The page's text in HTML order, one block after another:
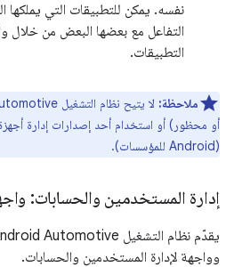
نفسه. يمكن للتطبيقات التي
التفاعل مع بعضها البعض من خلال
التطبيقات.
ملاحظة:
(Android للمؤسسات).
إدارة المستخدمين والحسابات:
وواجهة لإدارة المستخدمين والحسابات.